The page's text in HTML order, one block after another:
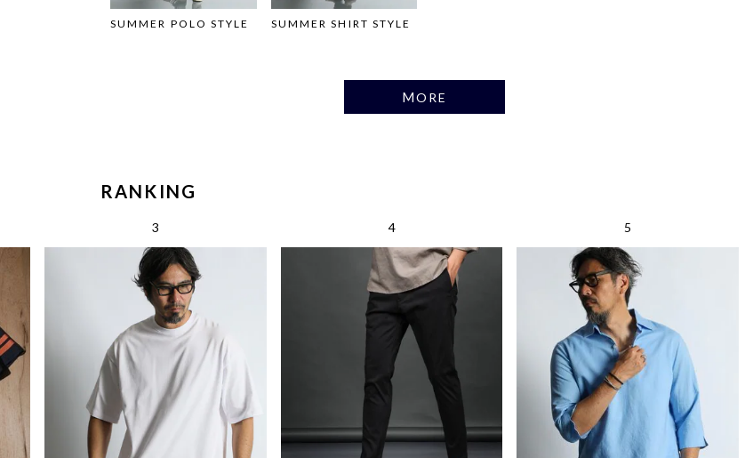
SUMMER POLO STYLE SUMMER SHIRT STYLE
MORE
RANKING